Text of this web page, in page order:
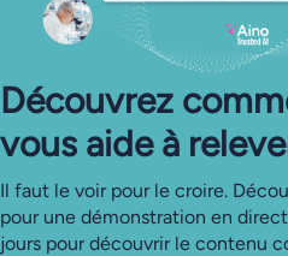
Découvrez
vous aide à
Il faut le voir pour le croire.
pour une démonstration en
jours pour découvrir le contenu